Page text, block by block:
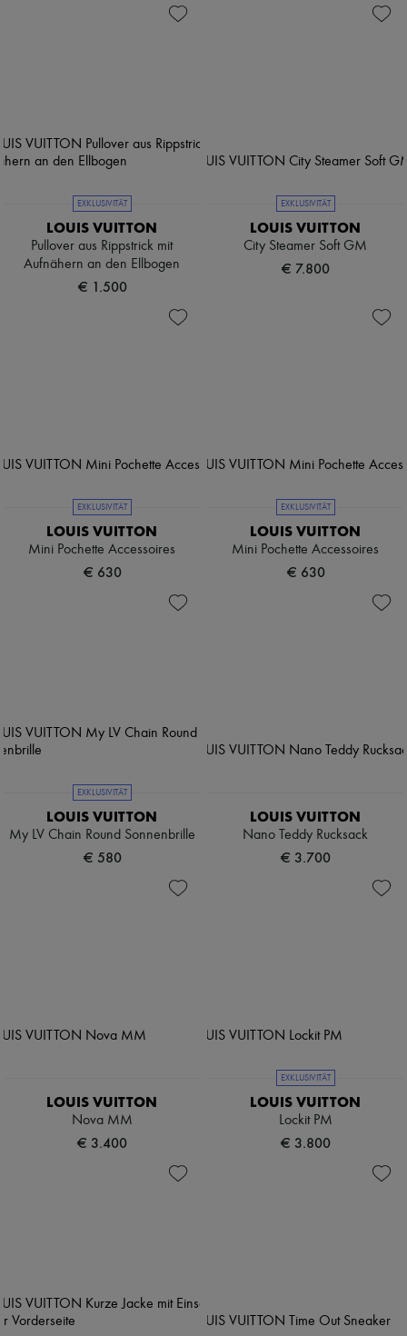
EXKLUSIVITÄT
LOUIS VUITTON
Pullover aus Rippstrick mit
Aufnähern an den Ellbogen
€ 1.500
EXKLUSIVITÄT
LOUIS VUITTON
City Steamer Soft GM
€ 7.800
EXKLUSIVITÄT
LOUIS VUITTON
Mini Pochette Accessoires
€ 630
EXKLUSIVITÄT
LOUIS VUITTON
Mini Pochette Accessoires
€ 630
EXKLUSIVITÄT
LOUIS VUITTON
My LV Chain Round Sonnenbrille
€ 580
LOUIS VUITTON
Nano Teddy Rucksack
€ 3.700
LOUIS VUITTON
Nova MM
€ 3.400
EXKLUSIVITÄT
LOUIS VUITTON
Lockit PM
€ 3.800